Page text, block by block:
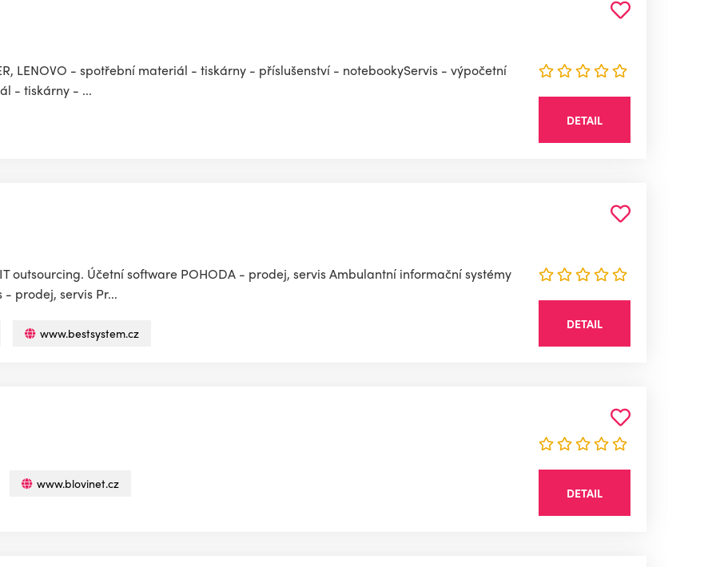
LENOVO - spotřební materiál - tiskárny - příslušenství - notebookyServis - výpočetní
- tiskárny - ...
DETAIL
outsourcing. Účetní software POHODA - prodej, servis Ambulantní informační systémy
- prodej, servis Pr...
www.bestsystem.cz
DETAIL
www.blovinet.cz
DETAIL